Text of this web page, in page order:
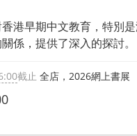
港早期中文教育，特別
係，提供了深入的探討。
截止 全店，2026網上書展